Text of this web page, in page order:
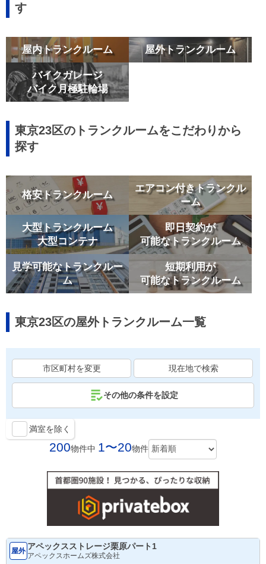
す
屋内トランクルーム 屋外トランクルーム
バイクガレージ
バイク月極駐輪場
東京23区のトランクルームをこだわりから
探す
格安トランクルーム
エアコン付きトランクル
ーム
大型トランクルーム
大型コンテナ
即日契約が
可能なトランクルーム
見学可能なトランクルー
ム
短期利用が
可能なトランクルーム
東京23区の屋外トランクルーム一覧
市区町村を変更 現在地で検索
その他の条件を設定
満室を除く
200物件中 1〜20物件
屋外 アペックスストレージ栗原パート1
アペックスホームズ株式会社